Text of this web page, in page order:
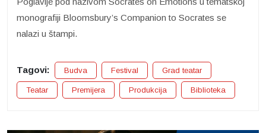
monografiji Bloomsbury’s Companion to Socrates se
nalazi u štampi.
Tagovi: Budva Festival Grad teatar
Teatar Premijera Produkcija Biblioteka